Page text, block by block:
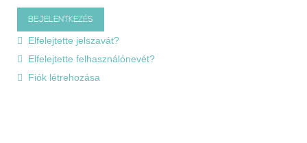
Elfelejtette jelszavát?
Elfelejtette felhasználónevét?
Fiók létrehozása